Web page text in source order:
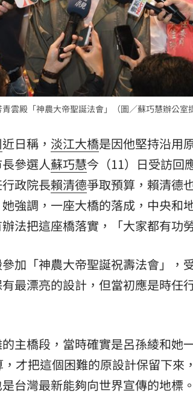
雲殿「神農大帝聖誕法會」（圖／蘇巧慧辦公室
近日稱， 淡江大橋是因他堅持沿用
參選人蘇巧慧今（11）日受訪回
政院長賴清德爭取預算，賴清德
強調，一座大橋的落成，中央和
法把這座橋落實，「大家都有功
加「神農大帝聖誕祝壽法會」，
最漂亮的設計，但當初應是時任
主橋段，當時確實是呂孫綾和她
才把這個困難的原設計保留下來
台灣最新能夠向世界宣傳的地標。